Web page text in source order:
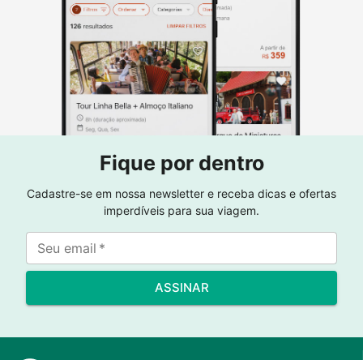
Fique por dentro
Cadastre-se em nossa newsletter e receba dicas e ofertas
imperdíveis para sua viagem.
Seu email *
ASSINAR